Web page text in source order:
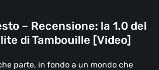
– Recensione: la 1.0 del
di Tambouille [Video]
parte, in fondo a un mondo che